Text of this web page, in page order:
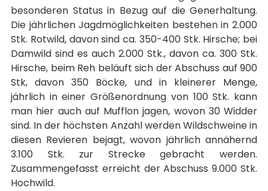
besonderen Status in Bezug auf die Generhaltung.
Die jährlichen Jagdmöglichkeiten bestehen in 2.000
Stk. Rotwild, davon sind ca. 350-400 Stk. Hirsche; bei
Damwild sind es auch 2.000 Stk., davon ca. 300 Stk.
Hirsche, beim Reh beläuft sich der Abschuss auf 900
Stk, davon 350 Böcke, und in kleinerer Menge,
jährlich in einer Größenordnung von 100 Stk. kann
man hier auch auf Mufflon jagen, wovon 30 Widder
sind. In der höchsten Anzahl werden Wildschweine in
diesen Revieren bejagt, wovon jährlich annähernd
3.100 Stk. zur Strecke gebracht werden.
Zusammengefasst erreicht der Abschuss 9.000 Stk.
Hochwild.